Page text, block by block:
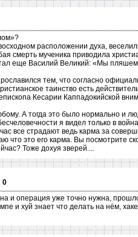
расположении духа,
смерть мученика приводила
еще Василий Великий: «Мы
тем, что согласно
таинство есть
Кесарии Каппадокийской
А тогда это было нормально и
я видел только в
все страдают ведь карма за
что это его карма. Вы посмотрите
Тоже дохуя зверей....
0
и операция уже точно нужна,
и хуй знает что делать на нём,